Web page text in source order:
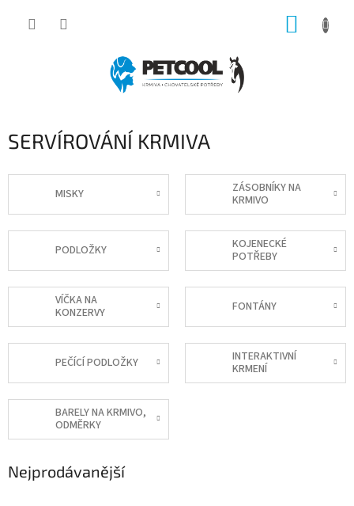
SERVÍROVÁNÍ KRMIVA
MISKY
ZÁSOBNÍKY NA
KRMIVO
PODLOŽKY
KOJENECKÉ
POTŘEBY
VÍČKA NA
KONZERVY
FONTÁNY
PEČÍCÍ PODLOŽKY
INTERAKTIVNÍ
KRMENÍ
BARELY NA KRMIVO,
ODMĚRKY
Nejprodávanější